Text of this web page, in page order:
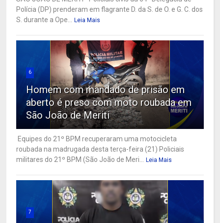
Polícia (DP) prenderam em flagrante D. da S. de O. e G. C. dos
S. durante a Ope... Leia Mais
6
Homem com mandado de prisão em
aberto é preso com moto roubada em
São João de Meriti
Equipes do 21º BPM recuperaram uma motocicleta
roubada na madrugada desta terça-feira (21) Policiais
militares do 21º BPM (São João de Meri... Leia Mais
7